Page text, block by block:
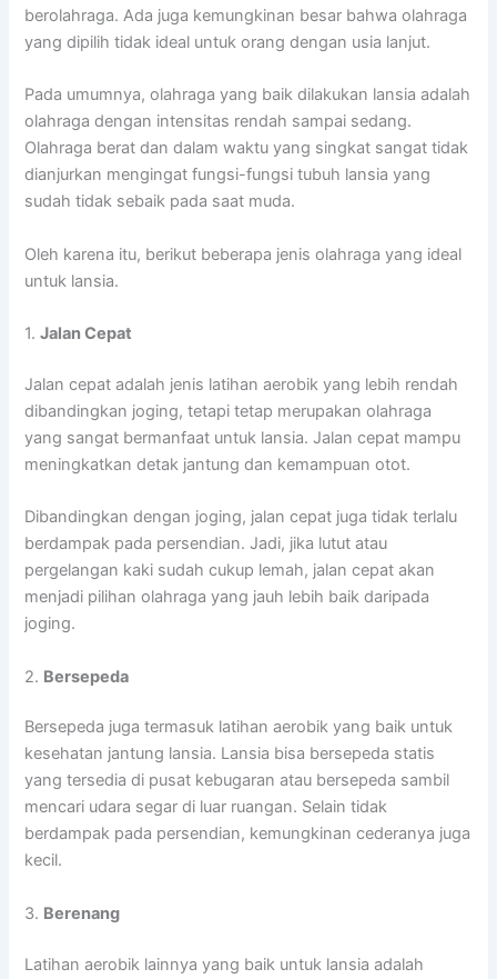
berolahraga. Ada juga kemungkinan besar bahwa olahraga
yang dipilih tidak ideal untuk orang dengan usia lanjut.
Pada umumnya, olahraga yang baik dilakukan lansia adalah
olahraga dengan intensitas rendah sampai sedang.
Olahraga berat dan dalam waktu yang singkat sangat tidak
dianjurkan mengingat fungsi-fungsi tubuh lansia yang
sudah tidak sebaik pada saat muda.
Oleh karena itu, berikut beberapa jenis olahraga yang ideal
untuk lansia.
1.Jalan Cepat
Jalan cepat adalah jenis latihan aerobik yang lebih rendah
dibandingkan joging, tetapi tetap merupakan olahraga
yang sangat bermanfaat untuk lansia. Jalan cepat mampu
meningkatkan detak jantung dan kemampuan otot.
Dibandingkan dengan joging, jalan cepat juga tidak terlalu
berdampak pada persendian. Jadi, jika lutut atau
pergelangan kaki sudah cukup lemah, jalan cepat akan
menjadi pilihan olahraga yang jauh lebih baik daripada
joging.
2. Bersepeda
Bersepeda juga termasuk latihan aerobik yang baik untuk
kesehatan jantung lansia. Lansia bisa bersepeda statis
yang tersedia di pusat kebugaran atau bersepeda sambil
mencari udara segar di luar ruangan. Selain tidak
berdampak pada persendian, kemungkinan cederanya juga
kecil.
3. Berenang
Latihan aerobik lainnya yang baik untuk lansia adalah